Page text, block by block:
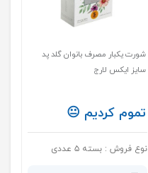
شورت یکبار مصرف بانوان گلد پد
سایز ایکس لارج
تموم کردیم 😐
نوع فروش : بسته ۵ عددی